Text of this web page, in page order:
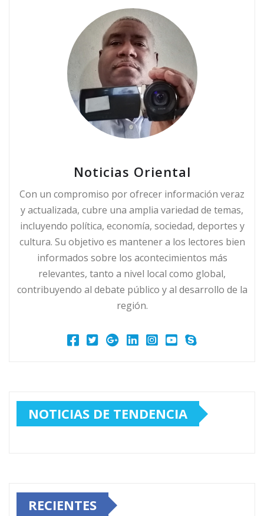
Noticias Oriental
Con un compromiso por ofrecer información veraz
y actualizada, cubre una amplia variedad de temas,
incluyendo política, economía, sociedad, deportes y
cultura. Su objetivo es mantener a los lectores bien
informados sobre los acontecimientos más
relevantes, tanto a nivel local como global,
contribuyendo al debate público y al desarrollo de la
región.
NOTICIAS DE TENDENCIA
RECIENTES